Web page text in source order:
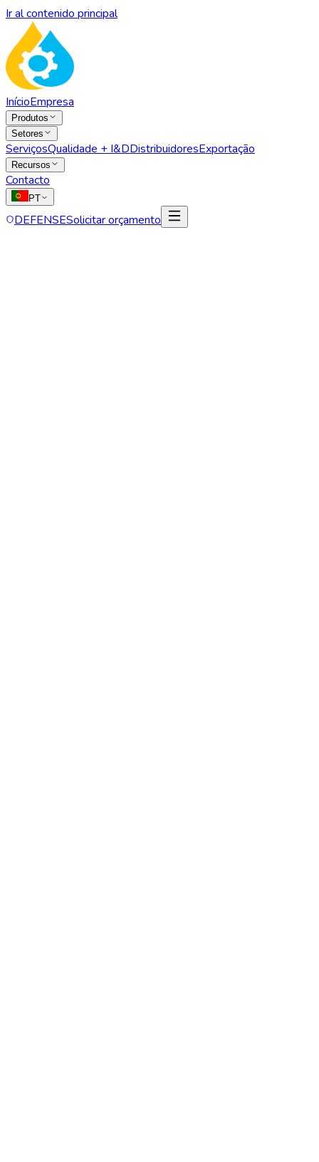
Ir al contenido principal
InícioEmpresa
Produtos
Setores
ServiçosQualidade + I&DDistribuidoresExportação
Recursos
Contacto
PT
DEFENSESolicitar orçamento